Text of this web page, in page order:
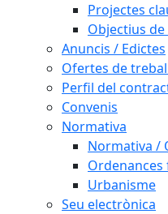
Projectes
Objectius
Anuncis / Edictes
Ofertes de
Perfil del
Convenis
Normativa
Normativa /
Ordenances
Urbanisme
Seu electrònica